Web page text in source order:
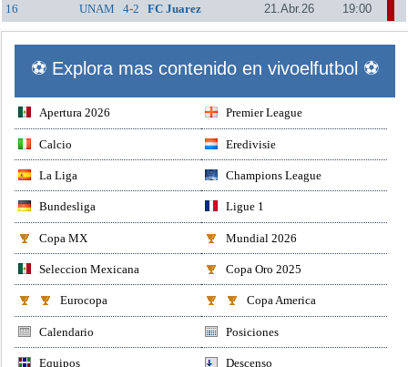
16
UNAM 4-2 FC Juarez 21.Abr.26 19:00
⚽ Explora mas contenido en vivoelfutbol ⚽
Apertura 2026 Premier League
Calcio Eredivisie
La Liga Champions League
Bundesliga Ligue 1
Copa MX Mundial 2026
Seleccion Mexicana Copa Oro 2025
Eurocopa Copa America
Calendario Posiciones
Equipos Descenso